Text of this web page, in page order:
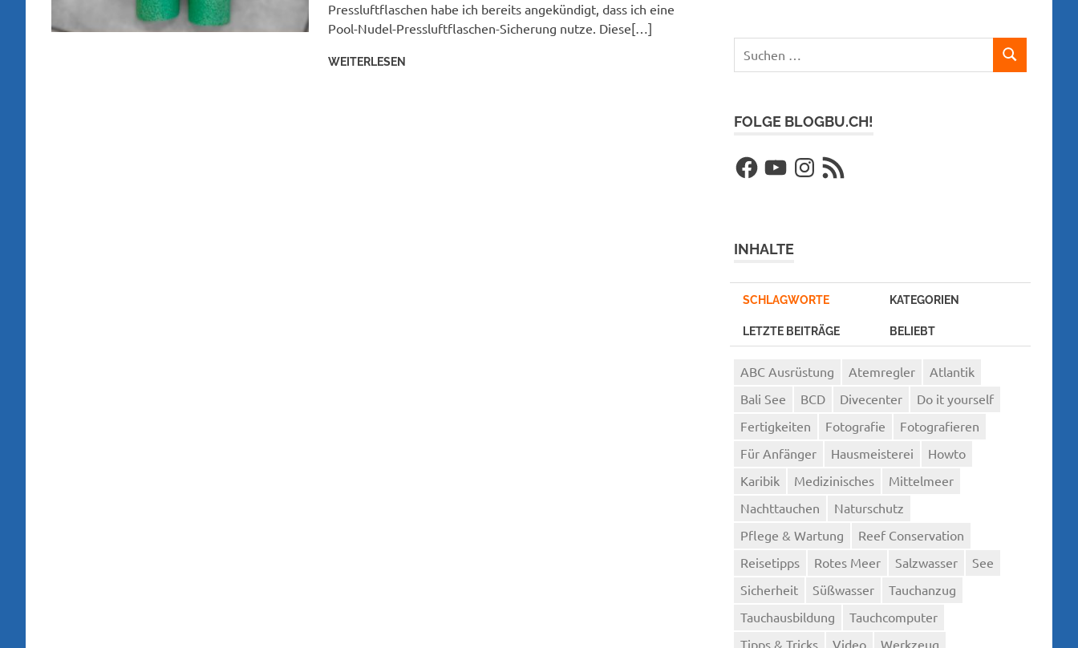
Pressluftflaschen habe ich bereits angekündigt, dass ich eine
Pool-Nudel-Pressluftflaschen-Sicherung nutze. Diese[…]
WEITERLESEN
nach:
SUCHEN
FOLGE BLOGBU.CH!
FacebookYouTubeInstagram
RSS-
Feed
INHALTE
SCHLAGWORTE KATEGORIEN
LETZTE BEITRÄGE BELIEBT
ABC Ausrüstung Atemregler
Atlantik
Bali See
BCD Divecenter
Do it yourself
Fertigkeiten
Fotografie
Fotografieren
Für Anfänger
Hausmeisterei
Howto
Karibik
Medizinisches
Mittelmeer
Nachttauchen
Naturschutz
Pflege & Wartung
Reef Conservation
Reisetipps
Rotes Meer Salzwasser
See
Sicherheit
Süßwasser
Tauchanzug
Tauchausbildung
Tauchcomputer
Tipps & Tricks
Video Werkzeug